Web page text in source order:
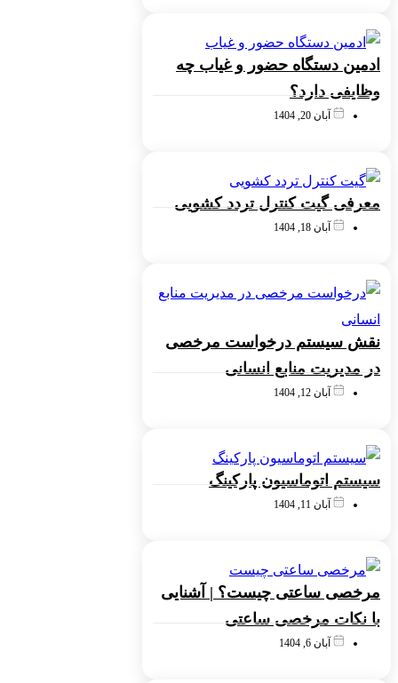
ادمین دستگاه حضور و غیاب چه
وظایفی دارد؟
آبان 20, 1404
معرفی گیت کنترل تردد کشویی
آبان 18, 1404
نقش سیستم درخواست مرخصی
در مدیریت منابع انسانی
آبان 12, 1404
سیستم اتوماسیون پارکینگ
آبان 11, 1404
مرخصی ساعتی چیست؟ | آشنایی
با نکات مرخصی ساعتی
آبان 6, 1404